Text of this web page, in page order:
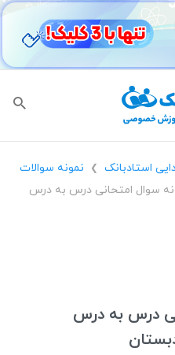
استادبانک ❯
نمونه سوالات
سوال امتحانی درس به درس
درس به درس